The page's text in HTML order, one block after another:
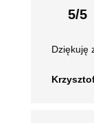
5/5
Dziękuję